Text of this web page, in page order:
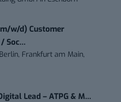
w/d) Customer
Soc...
Berlin, Frankfurt am Main,
Lead – ATPG & M...